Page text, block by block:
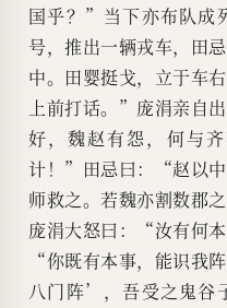
国乎？”当下亦布队成
号，推出一辆戎车，田
中。田婴挺戈，立于车
上前打话。”庞涓亲自
好，魏赵有怨，何与
计！”田忌曰：“赵以中
师救之。若魏亦割数郡
庞涓大怒曰：“汝有何
“你既有本事，能识
八门阵’，吾受之鬼谷